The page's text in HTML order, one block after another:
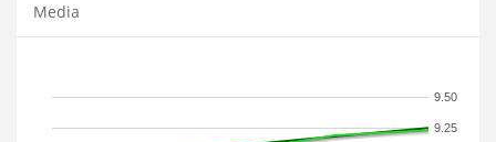
Media
9.25
9.50